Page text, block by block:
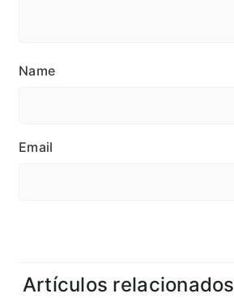
Name
Email
Artículos relacionados